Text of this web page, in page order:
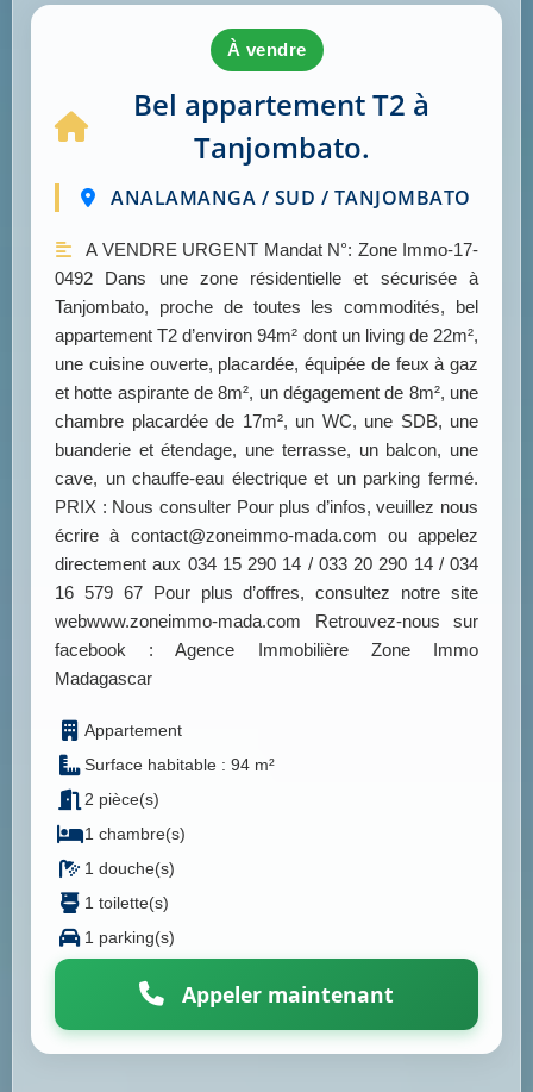
à vendre
Bel appartement T2 à
Tanjombato.
ANALAMANGA / SUD / TANJOMBATO
A VENDRE URGENT Mandat N°: Zone Immo-17-
0492 Dans une zone résidentielle et sécurisée à
Tanjombato, proche de toutes les commodités, bel
appartement T2 d’environ 94m² dont un living de 22m²,
une cuisine ouverte, placardée, équipée de feux à gaz
et hotte aspirante de 8m², un dégagement de 8m², une
chambre placardée de 17m², un WC, une SDB, une
buanderie et étendage, une terrasse, un balcon, une
cave, un chauffe-eau électrique et un parking fermé.
PRIX : Nous consulter Pour plus d’infos, veuillez nous
écrire à contact@zoneimmo-mada.com ou appelez
directement aux 034 15 290 14 / 033 20 290 14 / 034
16 579 67 Pour plus d’offres, consultez notre site
webwww.zoneimmo-mada.com Retrouvez-nous sur
facebook : Agence Immobilière Zone Immo
Madagascar
Appartement
Surface habitable : 94 m²
2 pièce(s)
1 chambre(s)
1 douche(s)
1 toilette(s)
1 parking(s)
Appeler maintenant